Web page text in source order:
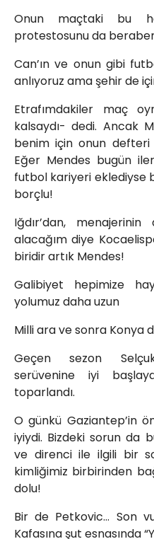
Onun maçtaki bu
protestosunu da
Can’ın ve onun gibi
anlıyoruz ama şehir de
Etrafımdakiler maç
kalsaydı- dedi. Ancak
benim için onun defteri
Eğer Mendes bugün
futbol kariyeri eklediyse
borçlu!
Iğdır’dan,
alacağım diye
biridir artık Mendes!
Galibiyet hepimize
yolumuz daha uzun
Milli ara ve sonra Konya
Geçen sezon
serüvenine iyi
toparlandı.
O günkü Gaziantep’in
iyiydi. Bizdeki sorun da
ve direnci ile ilgili bir
kimliğimiz birbirinden
dolu!
Bir de Petkovic… Son
Kafasına şut esnasında